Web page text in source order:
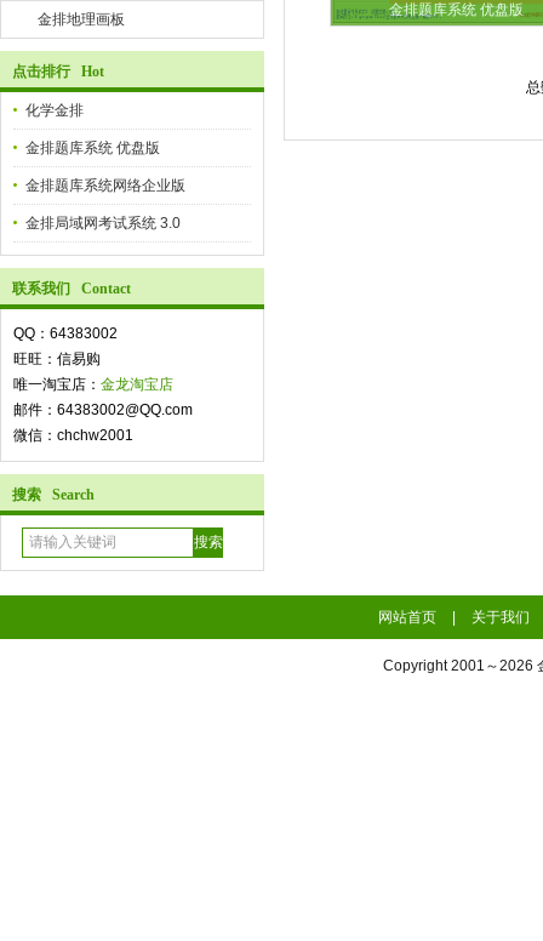
金排地理画板
点击排行 Hot
化学金排
金排题库系统 优盘版
金排题库系统网络企业版
金排局域网考试系统 3.0
联系我们 Contact
QQ：64383002
旺旺：信易购
唯一淘宝店： 金龙淘宝店
邮件：64383002@QQ.com
微信：chchw2001
搜索 Search
金排题库系统 优盘版
网站首页 关于我们
Copyright 2001～2026